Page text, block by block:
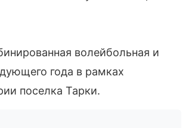
волейбольная и
года в рамках
поселка Тарки.